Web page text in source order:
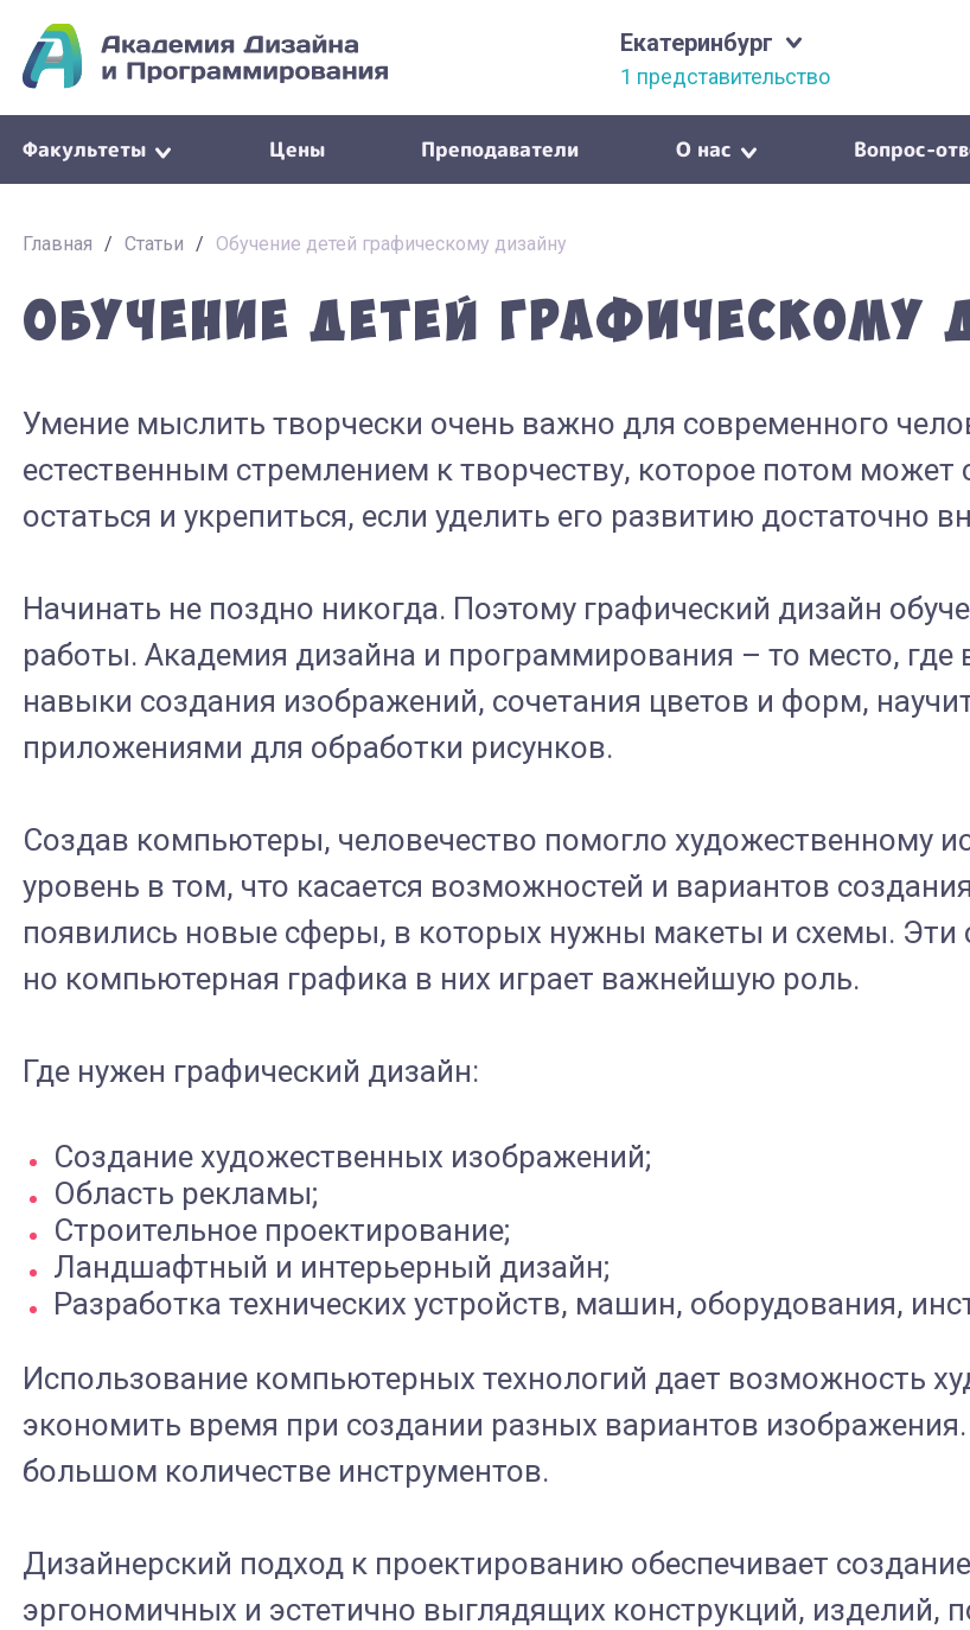
Екатеринбург
1 представительство
Факультеты Цены Преподаватели О нас Вопрос-
Главная / Статьи / Обучение детей графическому дизайну
Обучение детей графическому
Умение мыслить творчески очень важно для современного
естественным стремлением к творчеству, которое потом
остаться и укрепиться, если уделить его развитию достаточно
Начинать не поздно никогда. Поэтому графический дизайн
работы. Академия дизайна и программирования – то место,
навыки создания изображений, сочетания цветов и форм,
приложениями для обработки рисунков.
Создав компьютеры, человечество помогло художественному
уровень в том, что касается возможностей и вариантов
появились новые сферы, в которых нужны макеты и схемы. Эти
но компьютерная графика в них играет важнейшую роль.
Где нужен графический дизайн:
Создание художественных изображений;
Область рекламы;
Строительное проектирование;
Ландшафтный и интерьерный дизайн;
Разработка технических устройств, машин, оборудования,
Использование компьютерных технологий дает возможность
экономить время при создании разных вариантов
большом количестве инструментов.
Дизайнерский подход к проектированию обеспечивает
эргономичных и эстетично выглядящих конструкций, изделий,